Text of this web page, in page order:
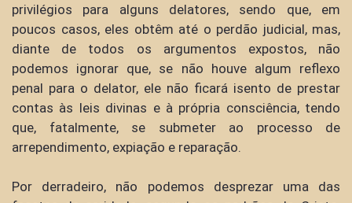
privilégios para alguns delatores, sendo que, em
poucos casos, eles obtêm até o perdão judicial, mas,
diante de todos os argumentos expostos, não
podemos ignorar que, se não houve algum reflexo
penal para o delator, ele não ficará isento de prestar
contas às leis divinas e à própria consciência, tendo
que, fatalmente, se submeter ao processo de
arrependimento, expiação e reparação.
Por derradeiro, não podemos desprezar uma das